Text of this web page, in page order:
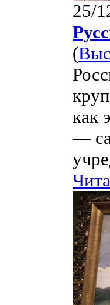
25/
(
как
—